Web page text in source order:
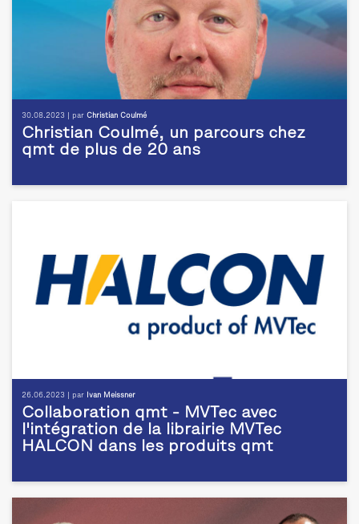
30.08.2023 | par Christian Coulmé
Christian Coulmé, un parcours chez
qmt de plus de 20 ans
26.06.2023 | par Ivan Meissner
Collaboration qmt - MVTec avec
l'intégration de la librairie MVTec
HALCON dans les produits qmt